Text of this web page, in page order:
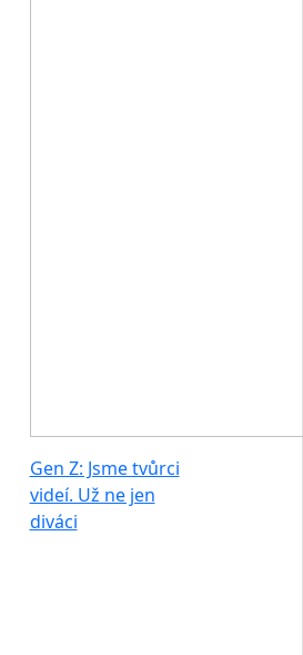
Gen Z: Jsme tvůrci
videí. Už ne jen
diváci